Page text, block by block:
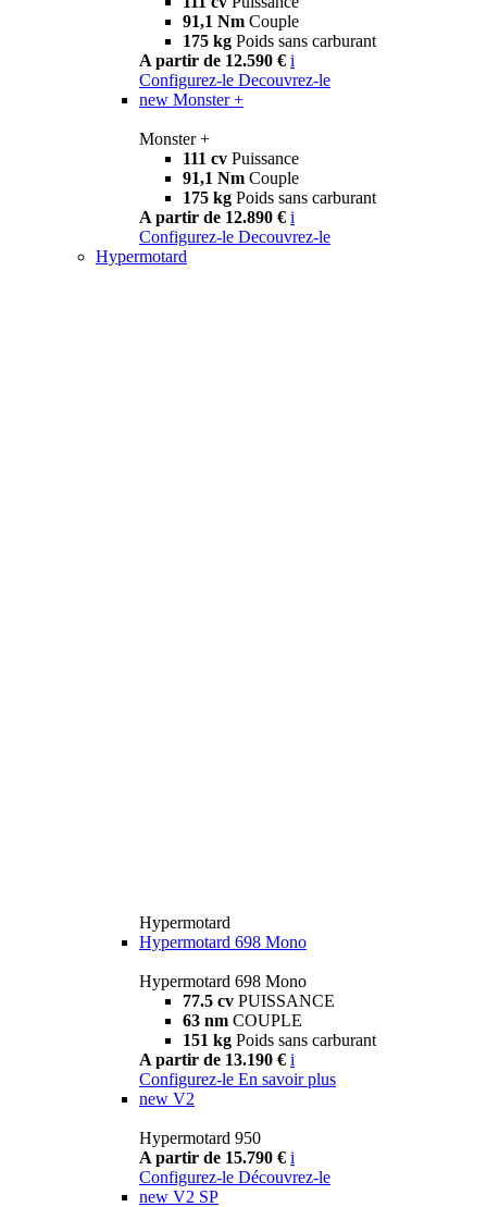
91,1 Nm Couple
175 kg Poids sans carburant
A partir de 12.590 € i
Configurez-le Decouvrez-le
new Monster +
Monster +
111 cv Puissance
91,1 Nm Couple
175 kg Poids sans carburant
A partir de 12.890 € i
Configurez-le Decouvrez-le
Hypermotard
Hypermotard
Hypermotard 698 Mono
Hypermotard 698 Mono
77.5 cv PUISSANCE
63 nm COUPLE
151 kg Poids sans carburant
A partir de 13.190 € i
Configurez-le En savoir plus
new V2
Hypermotard 950
A partir de 15.790 € i
Configurez-le Découvrez-le
new V2 SP